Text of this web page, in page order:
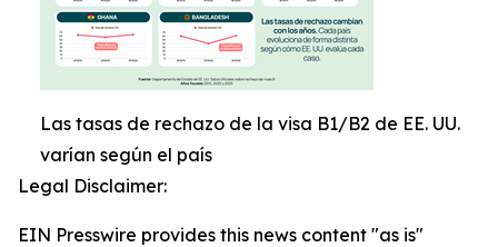
Las tasas de rechazo de la visa B1/B2 de EE. UU.
varían según el país
Legal Disclaimer:
EIN Presswire provides this news content "as is"